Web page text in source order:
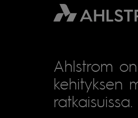
Ahlstrom
kehityksen
ratkaisuissa.